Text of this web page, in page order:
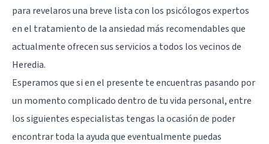
para revelaros una breve lista con los psicólogos expertos
en el tratamiento de la ansiedad más recomendables que
actualmente ofrecen sus servicios a todos los vecinos de
Heredia.
Esperamos que si en el presente te encuentras pasando por
un momento complicado dentro de tu vida personal, entre
los siguientes especialistas tengas la ocasión de poder
encontrar toda la ayuda que eventualmente puedas